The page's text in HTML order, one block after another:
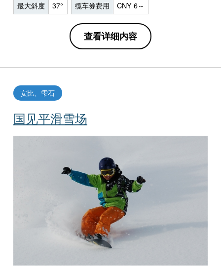
最大斜度 37° 缆车券费用 CNY 6～
查看详细内容
国见平滑雪场
安比、雫石